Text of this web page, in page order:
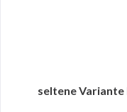
seltene Variante